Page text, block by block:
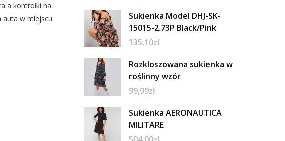
a kontrolki na
auta w miejscu
Sukienka Model DHJ-SK-
15015-2.73P Black/Pink
135,10zł
Rozkloszowana sukienka w
roślinny wzór
99,99zł
Sukienka AERONAUTICA
MILITARE